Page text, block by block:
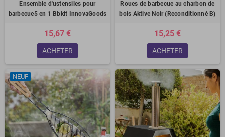
Ensemble d'ustensiles pour
barbecue5 en 1 Bbkit InnovaGoods
15,67 €
ACHETER
Roues de barbecue au charbon de
bois Aktive Noir (Reconditionné B)
15,25 €
ACHETER
NEUF